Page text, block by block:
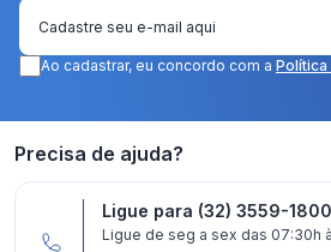
Ao cadastrar, eu concordo com a Política
Precisa de ajuda?
Ligue para (32) 3559-1800
Ligue de seg a sex das 07:30h